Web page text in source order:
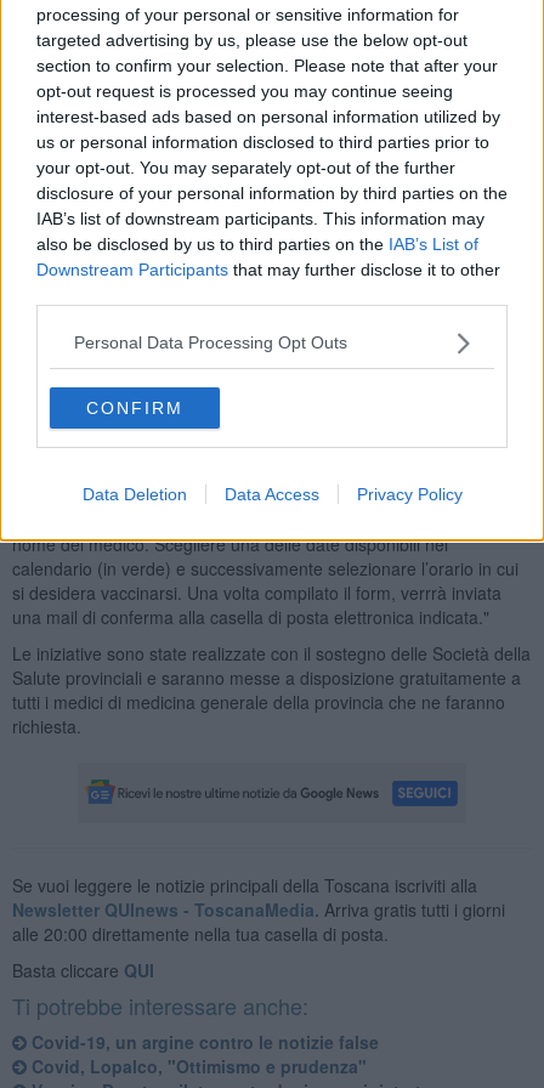
processing of your personal or sensitive information for
targeted advertising by us, please use the below opt-out
section to confirm your selection. Please note that after your
opt-out request is processed you may continue seeing
interest-based ads based on personal information utilized by
us or personal information disclosed to third parties prior to
your opt-out. You may separately opt-out of the further
disclosure of your personal information by third parties on the
IAB’s list of downstream participants. This information may
also be disclosed by us to third parties on the IAB’s List of
Downstream Participants that may further disclose it to other
Personal Data Processing Opt Outs
CONFIRM
Data Deletion Data Access Privacy Policy
dell’Ordine dei Medici Giuseppe Figlini, il segretario della
FIMMG sezione di Pisa Luca Puccetti e Serena Batini
Consigliere Provinciale FIMMG sezione di Pisa.
"FIMMG Pisa da sempre è in prima linea per aiutare i medici di
famiglia nella professione – commenta Puccetti - Quello di oggi è il
primo passo in una nuova dimensione dell’organizzazione della
campagna vaccinale. Una facilitazione sia per i medici, che evitano
così code ed assembramenti fuori dagli studi, che per i pazienti che
possono prenotare comodamente da casa il loro turno per la
Il portale è aperto a tutti i medici di famiglia della provincia di Pisa.
"I pazienti che vorranno avvalersi di questo nuovo strumento
potranno prenotare comodamente da smartphone, tablet e
computer, giorno e ora della vaccinazione antinfluenzale, evitando
Serena Batini – accedere al sitowww.mivaccino.it. Selezionare
nome del medico. Scegliere una delle date disponibili nel
calendario (in verde) e successivamente selezionare l’orario in cui
si desidera vaccinarsi. Una volta compilato il form, verrrà inviata
una mail di conferma alla casella di posta elettronica indicata."
Le iniziative sono state realizzate con il sostegno delle Società della
Salute provinciali e saranno messe a disposizione gratuitamente a
tutti i medici di medicina generale della provincia che ne faranno
richiesta.
Se vuoi leggere le notizie principali della Toscana iscriviti alla
Newsletter QUInews - ToscanaMedia. Arriva gratis tutti i giorni
alle 20:00 direttamente nella tua casella di posta.
Basta cliccare QUI
Ti potrebbe interessare anche:
Covid-19, un argine contro le notizie false
Covid, Lopalco, "Ottimismo e prudenza"